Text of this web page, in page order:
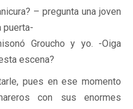
– pregunta una joven
puerta-
Groucho y yo. -Oiga
escena?
pues en ese momento
con sus enormes